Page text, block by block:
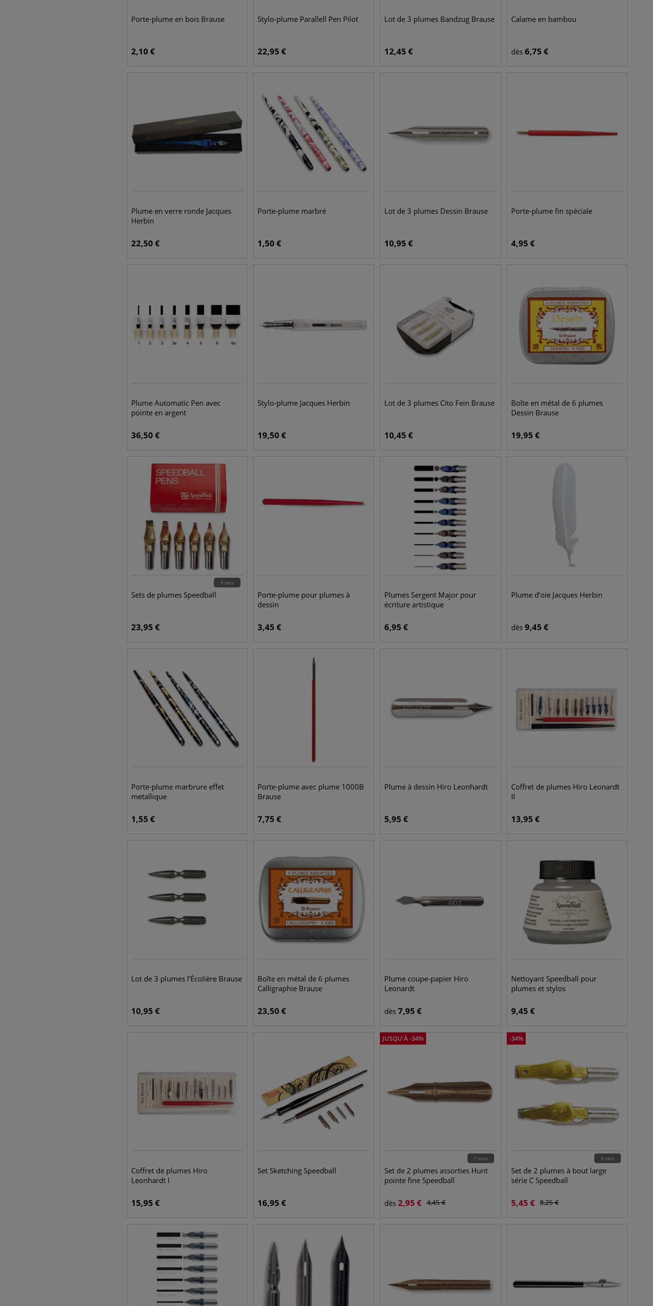
Porte-plume en bois Brause
2,10 €
Stylo-plume Parallell Pen Pilot
22,95 €
Lot de 3 plumes Bandzug Brause
12,45 €
Calame en bambou
dès 6,75 €
Plume en verre ronde Jacques
Herbin
22,50 €
Porte-plume marbré
1,50 €
Lot de 3 plumes Dessin Brause
10,95 €
Porte-plume fin spéciale
4,95 €
Plume Automatic Pen avec
pointe en argent
36,50 €
Stylo-plume Jacques Herbin
19,50 €
Lot de 3 plumes Cito Fein Brause
10,45 €
Boîte en métal de 6 plumes
Dessin Brause
19,95 €
3 sets
Sets de plumes Speedball
23,95 €
Porte-plume pour plumes à
dessin
3,45 €
Plumes Sergent Major pour
écriture artistique
6,95 €
Plume d’oie Jacques Herbin
dès 9,45 €
Porte-plume marbrure effet
metallique
1,55 €
Porte-plume avec plume 1000B
Brause
7,75 €
Plume à dessin Hiro Leonhardt
5,95 €
Coffret de plumes Hiro Leonardt
II
13,95 €
Lot de 3 plumes l'Écolière Brause
10,95 €
Boîte en métal de 6 plumes
Calligraphie Brause
23,50 €
Plume coupe-papier Hiro
Leonardt
dès 7,95 €
Nettoyant Speedball pour
plumes et stylos
9,45 €
Coffret de plumes Hiro
Leonhardt I
15,95 €
Set Sketching Speedball
16,95 €
JUSQU'À-34%
7 sets
Set de 2 plumes assorties Hunt
pointe fine Speedball
dès 2,95 € 4,45€
-34%
3 sets
Set de 2 plumes à bout large
série C Speedball
5,45 € 8,25€